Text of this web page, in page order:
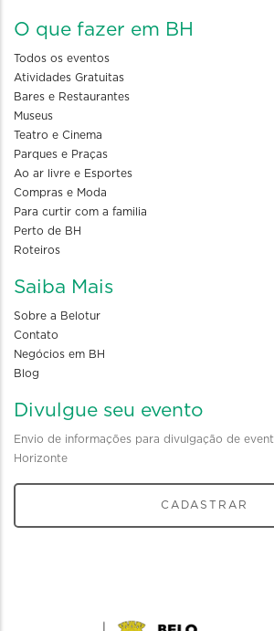
O que fazer em BH
Todos os eventos
Atividades Gratuitas
Bares e Restaurantes
Museus
Teatro e Cinema
Parques e Praças
Ao ar livre e Esportes
Compras e Moda
Para curtir com a familia
Perto de BH
Roteiros
Saiba Mais
Sobre a Belotur
Contato
Negócios em BH
Blog
Divulgue seu evento
Envio de informações para divulgação de
Horizonte
CADASTRAR